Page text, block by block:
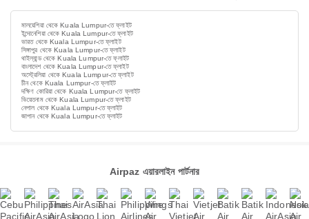
মালয়েশিয়া থেকে Kuala Lumpur-তে ফ্লাইট
ইন্দোনেশিয়া থেকে Kuala Lumpur-তে ফ্লাইট
ভারত থেকে Kuala Lumpur-তে ফ্লাইট
সিঙ্গাপুর থেকে Kuala Lumpur-তে ফ্লাইট
থাইল্যান্ড থেকে Kuala Lumpur-তে ফ্লাইট
বাংলাদেশ থেকে Kuala Lumpur-তে ফ্লাইট
অস্ট্রেলিয়া থেকে Kuala Lumpur-তে ফ্লাইট
চীন থেকে Kuala Lumpur-তে ফ্লাইট
দক্ষিণ কোরিয়া থেকে Kuala Lumpur-তে ফ্লাইট
ভিয়েতনাম থেকে Kuala Lumpur-তে ফ্লাইট
নেপাল থেকে Kuala Lumpur-তে ফ্লাইট
জাপান থেকে Kuala Lumpur-তে ফ্লাইট
Airpaz এয়ারলাইন পার্টনার